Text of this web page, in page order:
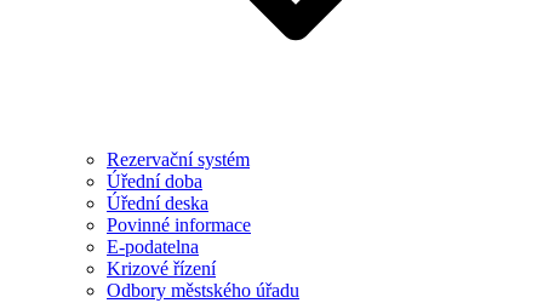
Rezervační systém
Úřední doba
Úřední deska
Povinné informace
E-podatelna
Krizové řízení
Odbory městského úřadu